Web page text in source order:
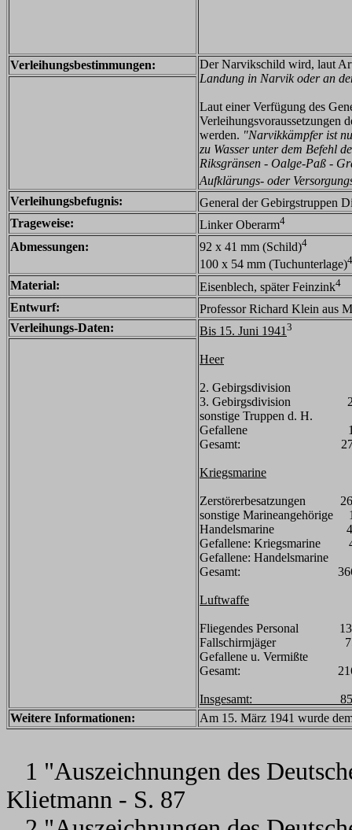
Verleihungsbestimmungen:
Der Narvikschild wird, laut
Landung in Narvik oder an
Laut einer Verfügung des
Verleihungsvoraussetzungen
werden. "Narvikkämpfer ist
zu Wasser unter dem Befehl
Riksgränsen - Oalge-Paß -
Aufklärungs- oder
Verleihungsbefugnis:
General der Gebirgstruppen
Trageweise:
Linker Oberarm4
Abmessungen: 92 x 41 mm (Schild)4
100 x 54 mm (Tuchunterlage)4
Material: Eisenblech, später Feinzink4
Entwurf:
Professor Richard Klein aus
Verleihungs-Daten:
Bis 15. Juni 1941 3
Heer
2. Gebirgsdivision
3. Gebirgsdivision
sonstige Truppen d. H.
Gefallene
Gesamt:
Kriegsmarine
Zerstörerbesatzungen
sonstige Marineangehörige
Handelsmarine
Gefallene: Kriegsmarine
Gefallene:
Gesamt:
Luftwaffe
Fliegendes Personal
Fallschirmjäger
Gefallene u. Vermißte
Gesamt:
Insgesamt:
Weitere Informationen:
Am 15. März 1941 wurde
1 "Auszeichnungen des
Klietmann - S. 87